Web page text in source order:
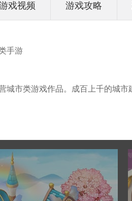
戏视频 游戏攻略
手游
城市类游戏作品。成百上千的城